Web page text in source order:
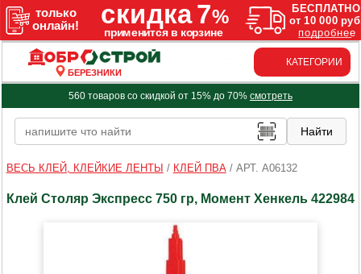
БЕРЕЗНИКИ
КАТЕГОРИИ
560 товаров со скидкой от 15% до 70% смотреть
ВЕСЬ КЛЕЙ, КЛЕЙКИЕ ЛЕНТЫ / КЛЕЙ ПВА/ АРТ. A06132
Клей Столяр Экспресс 750 гр, Момент Хенкель 422984